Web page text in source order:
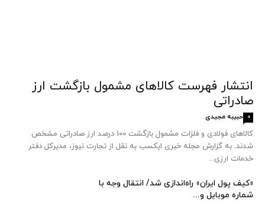
انتشار فهرست کالاهای مشمول بازگشت ارز
صادراتی
حبیبه مجیدی 0
کالاهای فولادی و فلزات مشمول بازگشت 100 درصد ارز صادراتی مشخص
شدند. به گزارش مجله خبری ایکسب به نقل از تجارت نیوز، مدیرکل دفتر
خدمات ارزی...
«کیف پول ایران» راه‌اندازی شد/ انتقال وجه با
شماره موبایل و...